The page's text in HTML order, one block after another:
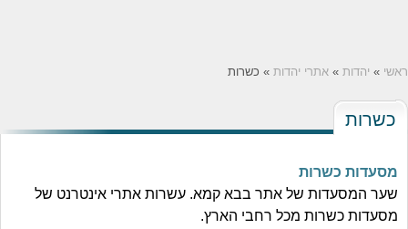
ראשי » יהדות » אתרי יהדות » כשרות
כשרות
מסעדות כשרות
שער המסעדות של אתר בבא קמא. עשרות אתרי אינטרנט של
מסעדות כשרות מכל רחבי הארץ.